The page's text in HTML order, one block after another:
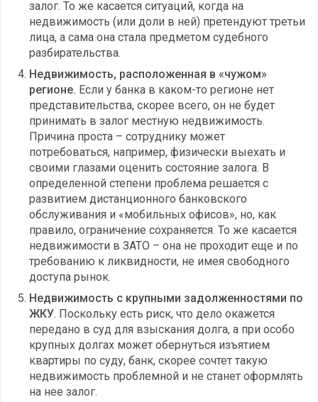
залог. То же касается ситуаций, когда на
недвижимость (или доли в ней) претендуют третьи
лица, а сама она стала предметом судебного
разбирательства.
Недвижимость, расположенная в «чужом»
регионе. Если у банка в каком-то регионе нет
представительства, скорее всего, он не будет
принимать в залог местную недвижимость.
Причина проста – сотруднику может
потребоваться, например, физически выехать и
своими глазами оценить состояние залога. В
определенной степени проблема решается с
развитием дистанционного банковского
обслуживания и «мобильных офисов», но, как
правило, ограничение сохраняется. То же касается
недвижимости в ЗАТО – она не проходит еще и по
требованию к ликвидности, не имея свободного
доступа рынок.
Недвижимость с крупными задолженностями по
ЖКУ. Поскольку есть риск, что дело окажется
передано в суд для взыскания долга, а при особо
крупных долгах может обернуться изъятием
квартиры по суду, банк, скорее сочтет такую
недвижимость проблемной и не станет оформлять
на нее залог.